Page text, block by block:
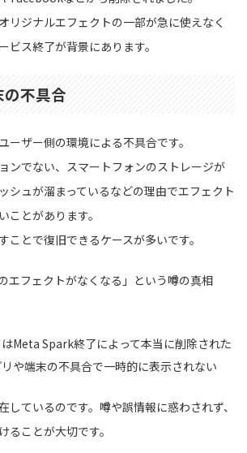
リジナルエフェクトの一部が急に使えなく
ビス終了が背景にあります。
不具合
ーザー側の環境による不具合です。
ンでない、スマートフォンのストレージが
シュが溜まっているなどの理由でエフェクト
ことがあります。
ことで復旧できるケースが多いです。
エフェクトがなくなる」という噂の真相
Meta Spark終了によって本当に削除された
や端末の不具合で一時的に表示されない
しているのです。噂や誤情報に惑わされず、
ることが大切です。